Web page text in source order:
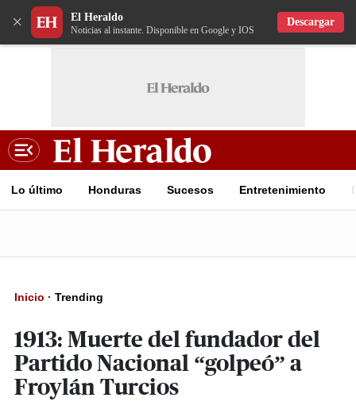
× El Heraldo
Noticias al instante. Disponible en Google y IOS
Descargar
Lo último Honduras Sucesos Entretenimiento
Inicio · Trending
1913: Muerte del fundador del
Partido Nacional “golpeó” a
Froylán Turcios